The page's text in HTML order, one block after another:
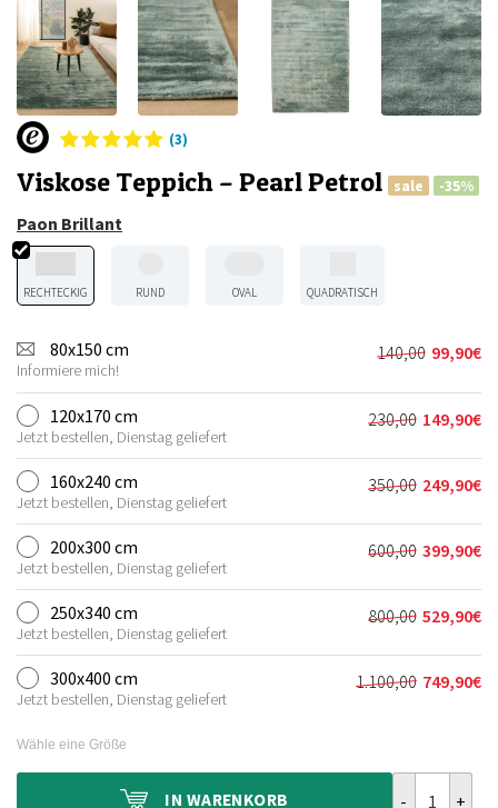
(3)
Viskose Teppich – Pearl Petrol sale -35%
Paon Brillant
RECHTECKIG RUND OVAL QUADRATISCH
80x150 cm
Informiere mich!
140,00
Preis
war:
140,00€
99,90€
Aktueller
Preis
ist:
99,90€.
120x170 cm
Jetzt bestellen, Dienstag geliefert
230,00
Preis
war:
230,00€
149,90€
Aktueller
Preis
ist:
149,90€.
160x240 cm
Jetzt bestellen, Dienstag geliefert
350,00
Preis
war:
350,00€
249,90€
Aktueller
Preis
ist:
249,90€.
200x300 cm
Jetzt bestellen, Dienstag geliefert
600,00
Preis
war:
600,00€
399,90€
Aktueller
Preis
ist:
399,90€.
250x340 cm
Jetzt bestellen, Dienstag geliefert
800,00
Preis
war:
800,00€
529,90€
Aktueller
Preis
ist:
529,90€.
300x400 cm
Jetzt bestellen, Dienstag geliefert
1.100,00 749,90€
Aktueller
Wähle eine Größe
IN WARENKORB